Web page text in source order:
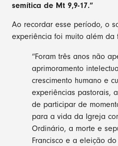
semítica de Mt 9,9-17.”
Ao recordar esse período, o
experiência foi muito além da
“Foram três anos não
aprimoramento
crescimento humano e
experiências pastorais,
de participar de
para a vida da Igreja
Ordinário, a morte e
Francisco e a eleição